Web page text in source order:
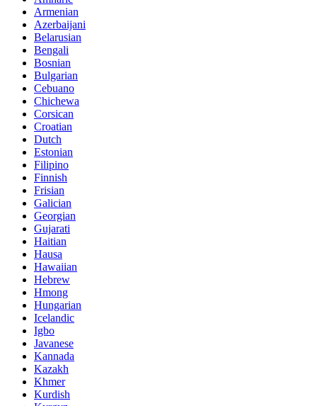
Armenian
Azerbaijani
Belarusian
Bengali
Bosnian
Bulgarian
Cebuano
Chichewa
Corsican
Croatian
Dutch
Estonian
Filipino
Finnish
Frisian
Galician
Georgian
Gujarati
Haitian
Hausa
Hawaiian
Hebrew
Hmong
Hungarian
Icelandic
Igbo
Javanese
Kannada
Kazakh
Khmer
Kurdish